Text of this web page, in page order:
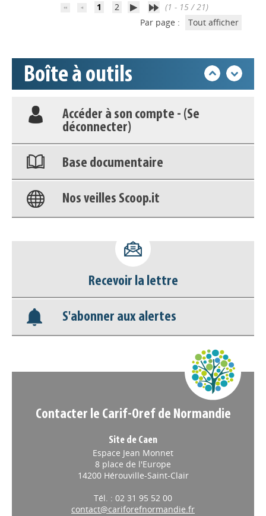
1 2
(1 - 15 / 21)
Par page :
Tout afficher
Boîte à outils
Appels à projets
Déposer une actu !
Accéder à son compte - (Se
déconnecter)
Base documentaire
Nos veilles Scoop.it
Appels à projets
Recevoir la lettre
Contacter le Carif-Oref de Normandie
Espace Jean Monnet
8 place de l'Europe
14200 Hérouville-Saint-Clair
contact@cariforefnormandie.fr
Venir sur le site de Caen